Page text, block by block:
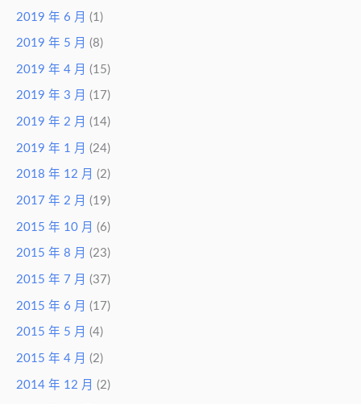
2019 年 6 月 (1)
2019 年 5 月 (8)
2019 年 4 月 (15)
2019 年 3 月 (17)
2019 年 2 月 (14)
2019 年 1 月 (24)
2018 年 12 月 (2)
2017 年 2 月 (19)
2015 年 10 月 (6)
2015 年 8 月 (23)
2015 年 7 月 (37)
2015 年 6 月 (17)
2015 年 5 月 (4)
2015 年 4 月 (2)
2014 年 12 月 (2)